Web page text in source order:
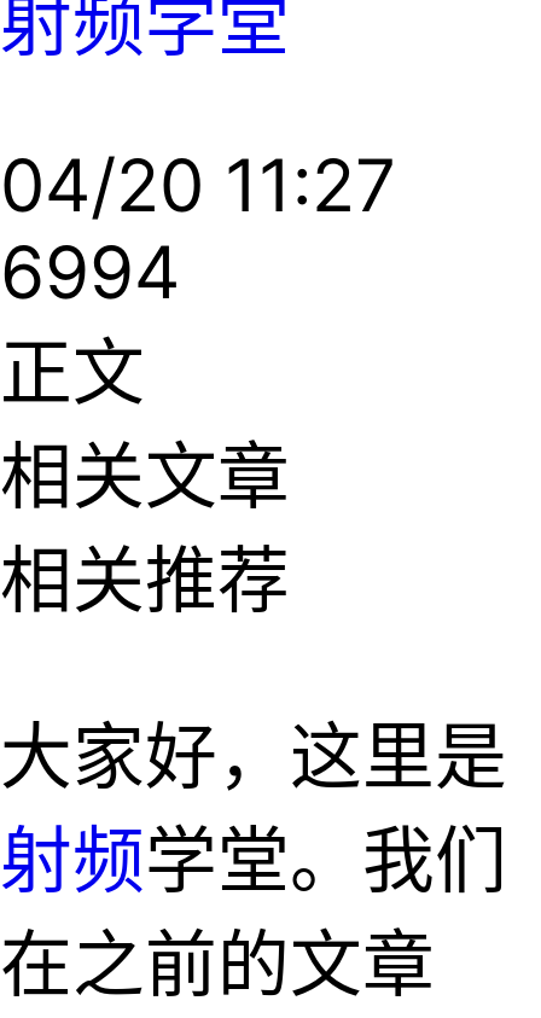
射频学堂
04/20 11:27
6994
正文
相关文章
相关推荐
大家好，这里是
射频学堂。我们
在之前的文章